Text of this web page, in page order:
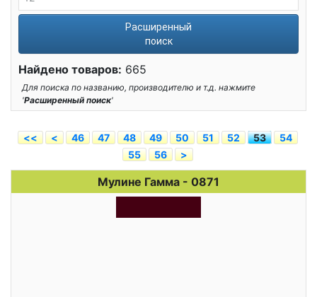
Расширенный
поиск
Найдено товаров: 665
Для поиска по названию, производителю и т.д. нажмите
'Расширенный поиск'
<< < 46 47 48 49 50 51 52 53
54
55
56 >
Мулине Гамма - 0871